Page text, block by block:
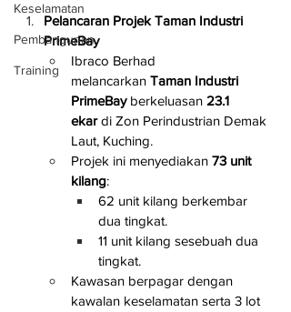
Keselamatan
Pembangunan
Training
Pelancaran Projek Taman Industri
PrimeBay
Ibraco Berhad
melancarkan Taman Industri
PrimeBay berkeluasan 23.1
ekar di Zon Perindustrian Demak
Laut, Kuching.
Projek ini menyediakan 73 unit
kilang:
62 unit kilang berkembar
dua tingkat.
11 unit kilang sesebuah dua
tingkat.
Kawasan berpagar dengan
kawalan keselamatan serta 3 lot